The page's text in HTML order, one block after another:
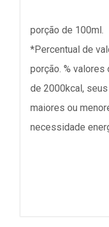
porção de 100ml.
*Percentual de
porção. %
de 2000kcal,
maiores ou
necessidade